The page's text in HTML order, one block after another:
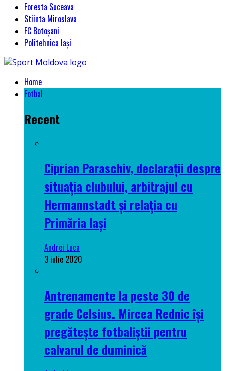
Foresta Suceava
Stiinta Miroslava
FC Botoșani
Politehnica Iași
Home
Fotbal
Recent
Ciprian Paraschiv, declarații despre
situația clubului, arbitrajul cu
Hermannstadt și relația cu
Primăria Iași
Andrei Luca
3 iulie 2020
Antrenamente la peste 30 de
grade Celsius. Mircea Rednic își
pregătește fotbaliștii pentru
calvarul de duminică